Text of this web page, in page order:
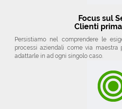
Focus sul
Clienti
Persistiamo nel comprendere le
processi aziendali come via maestra
adattarle in ad ogni singolo caso.